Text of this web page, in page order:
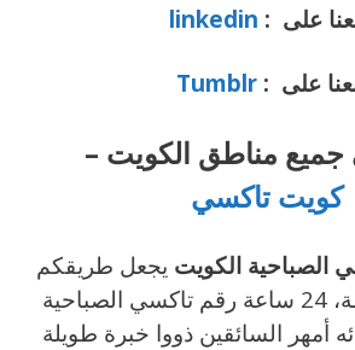
على : linkedin
على :Tumblr
مناطق الكويت –
كويت تاكسي
الصباحية الكويت يجعل طريقكم
أكثر متعة وسلامة، 24 ساعة رقم تاكسي الصباحية
أمهر السائقين ذووا خبرة طويلة